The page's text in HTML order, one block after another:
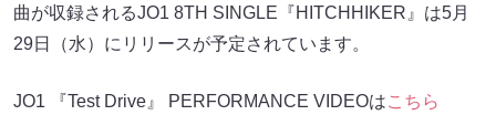
曲が収録されるJO1 8TH SINGLE『HITCHHIKER』は5月
29日（水）にリリースが予定されています。
JO1 『Test Drive』 PERFORMANCE VIDEOはこちら